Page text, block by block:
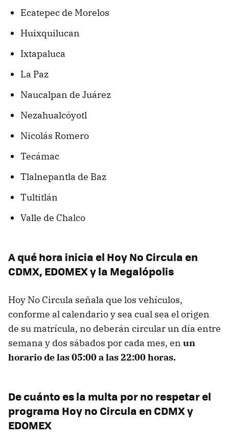
Ecatepec de Morelos
Huixquilucan
Ixtapaluca
La Paz
Naucalpan de Juárez
Nezahualcóyotl
Nicolás Romero
Tecámac
Tlalnepantla de Baz
Tultitlán
Valle de Chalco
A qué hora inicia el Hoy No Circula en
CDMX, EDOMEX y la Megalópolis
Hoy No Circula señala que los vehículos,
conforme al calendario y sea cual sea el origen
de su matrícula, no deberán circular un día entre
semana y dos sábados por cada mes, en un
horario de las 05:00 a las 22:00 horas.
De cuánto es la multa por no respetar el
programa Hoy no Circula en CDMX y
EDOMEX